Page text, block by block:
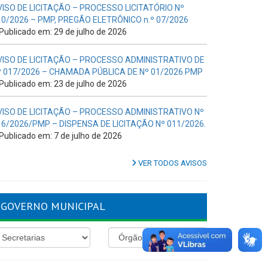
DE LICITAÇÃO – PROCESSO LICITATÓRIO Nº
2026 – PMP, PREGÃO ELETRÔNICO n.º 07/2026
Publicado em: 29 de julho de 2026
DE LICITAÇÃO – PROCESSO ADMINISTRATIVO DE
017/2026 – CHAMADA PÚBLICA DE Nº 01/2026 PMP
Publicado em: 23 de julho de 2026
DE LICITAÇÃO – PROCESSO ADMINISTRATIVO Nº
2026/PMP – DISPENSA DE LICITAÇÃO Nº 011/2026.
Publicado em: 7 de julho de 2026
VER TODOS AVISOS
GOVERNO MUNICIPAL